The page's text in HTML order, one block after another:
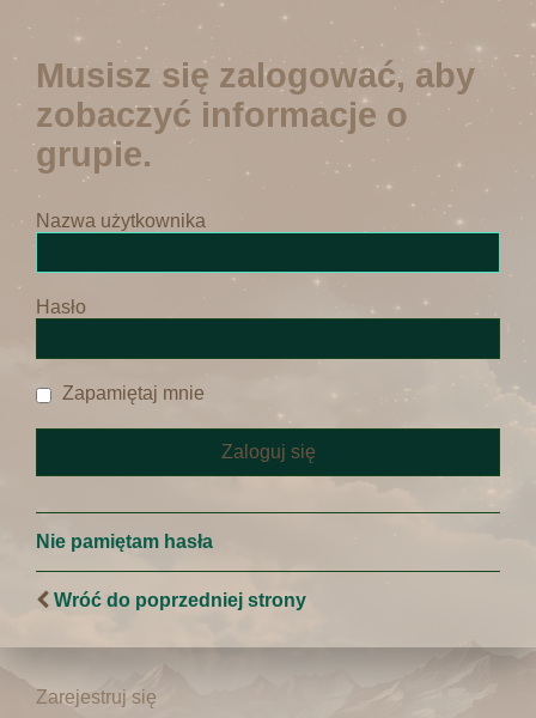
Musisz się zalogować, aby
zobaczyć informacje o
grupie.
Nazwa użytkownika
Hasło
Zapamiętaj mnie
Nie pamiętam hasła
Wróć do poprzedniej strony
Zarejestruj się